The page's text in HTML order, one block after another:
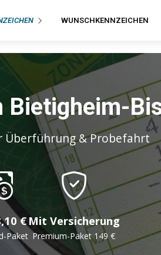
WUNSCHKENNZEICHEN
Bietigheim-
Überführung & Probefahrt
€
Paket
Mit Versicherung
Premium-Paket 149 €